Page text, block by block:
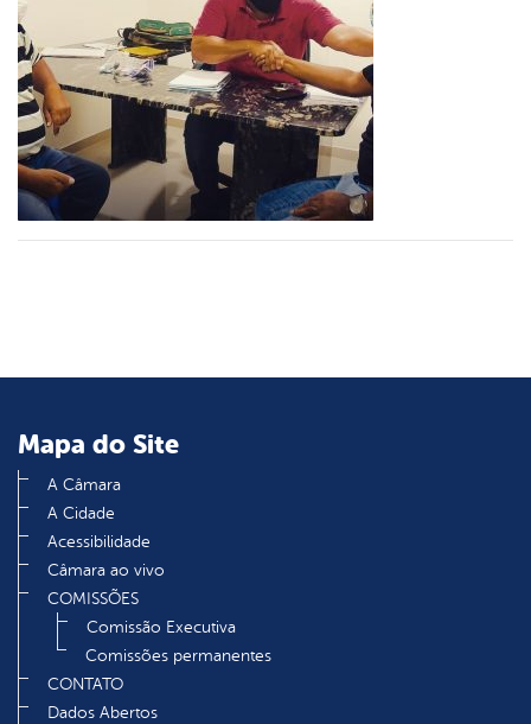
Mapa do Site
A Câmara
A Cidade
Acessibilidade
Câmara ao vivo
COMISSÕES
Comissão Executiva
Comissões permanentes
CONTATO
Dados Abertos